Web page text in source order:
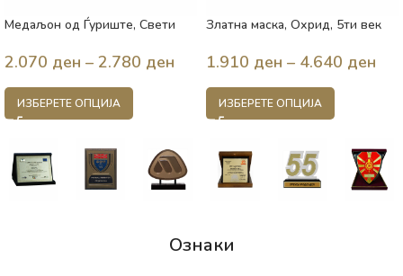
Медаљон од Ѓуриште, Свети
2.070 ден – 2.780 ден
ИЗБЕРЕТЕ ОПЦИЈА
Златна маска, Охрид, 5ти век
1.910 ден – 4.640 ден
ИЗБЕРЕТЕ ОПЦИЈА
Ознаки